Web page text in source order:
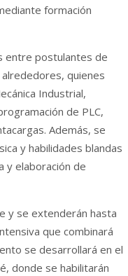
formación
entre postulantes de
quienes
Industrial,
de PLC,
Además, se
y habilidades blandas
y elaboración de
y se extenderán hasta
que combinará
se desarrollará en el
donde se habilitarán